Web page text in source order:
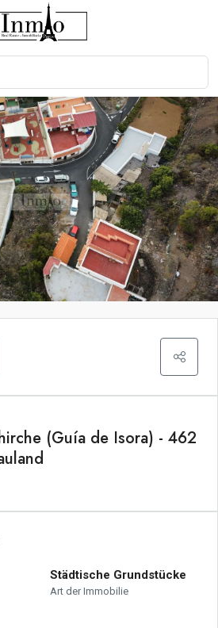
(Guía de Isora) - 462
Städtische Grundstücke
Art der Immobilie